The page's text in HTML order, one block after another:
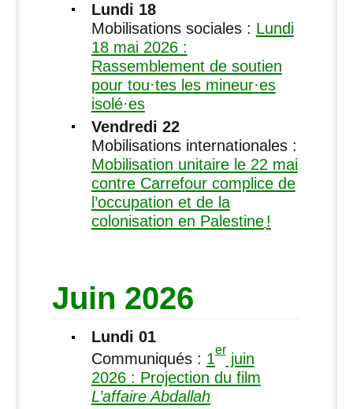
Lundi 18
Mobilisations sociales : Lundi
18 mai 2026 :
Rassemblement de soutien
pour tou·tes les mineur·es
isolé·es
Vendredi 22
Mobilisations internationales :
Mobilisation unitaire le 22 mai
contre Carrefour complice de
l’occupation et de la
colonisation en Palestine!
Juin 2026
Lundi 01
Communiqués : 1
er
juin
2026 : Projection du film
L’affaire Abdallah